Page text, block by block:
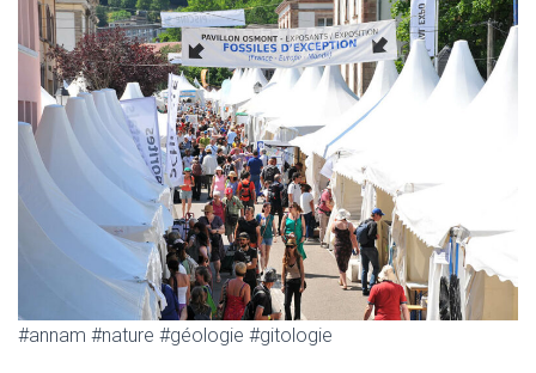
#annam #nature #géologie #gitologie